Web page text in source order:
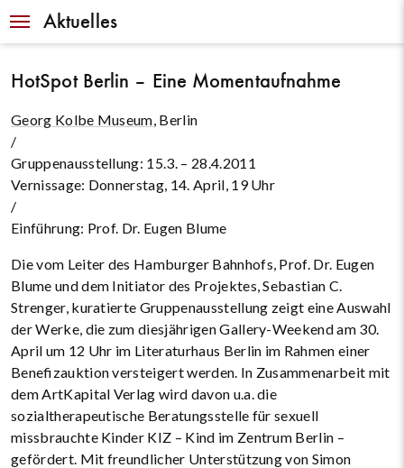
Aktuelles
HotSpot Berlin – Eine Momentaufnahme
Georg Kolbe Museum, Berlin
/
Gruppenausstellung: 15.3. – 28.4.2011
Vernissage: Donnerstag, 14. April, 19 Uhr
/
Einführung: Prof. Dr. Eugen Blume
Die vom Leiter des Hamburger Bahnhofs, Prof. Dr. Eugen
Blume und dem Initiator des Projektes, Sebastian C.
Strenger, kuratierte Gruppenausstellung zeigt eine Auswahl
der Werke, die zum dies­jährigen Gallery-Weekend am 30.
April um 12 Uhr im Literatur­haus Berlin im Rahmen einer
Benefizauktion versteigert werden. In Zusammenarbeit mit
dem ArtKapital Verlag wird davon u.a. die
sozialtherapeutische Beratungsstelle für sexuell
missbrauchte Kinder KIZ – Kind im Zentrum Berlin –
gefördert. Mit freundlicher Unterstützung von Simon